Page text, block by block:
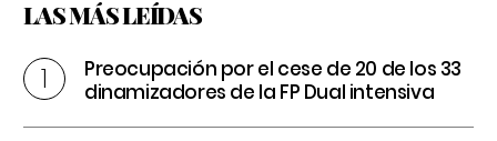
LAS MÁS LEÍDAS
Preocupación por el cese de 20 de los 33
dinamizadores de la FP Dual intensiva